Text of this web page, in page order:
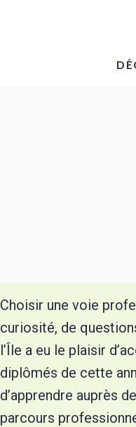
Choisir une voie
curiosité, de
l’Île a eu le plaisir
diplômés de cette
d’apprendre auprès
parcours